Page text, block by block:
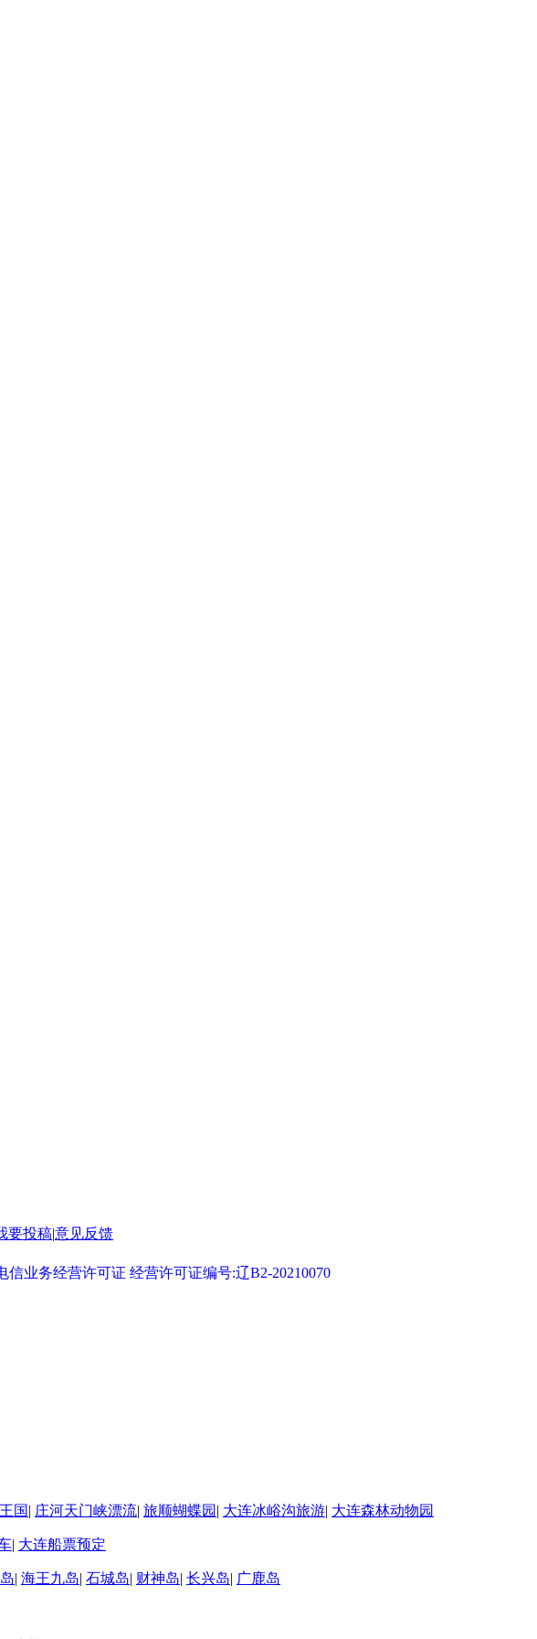
要投稿|意见反馈
信业务经营许可证 经营许可证编号:辽B2-20210070
国| 庄河天门峡漂流| 旅顺蝴蝶园 | 大连冰峪沟旅游| 大连森林动物园
| 大连船票预定
| 海王九岛| 石城岛| 财神岛| 长兴岛| 广鹿岛